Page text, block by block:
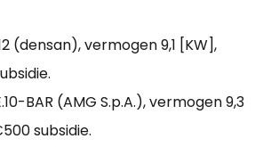
(densan), vermogen 9,1 [KW],
BAR (AMG S.p.A.), vermogen 9,3
subsidie.